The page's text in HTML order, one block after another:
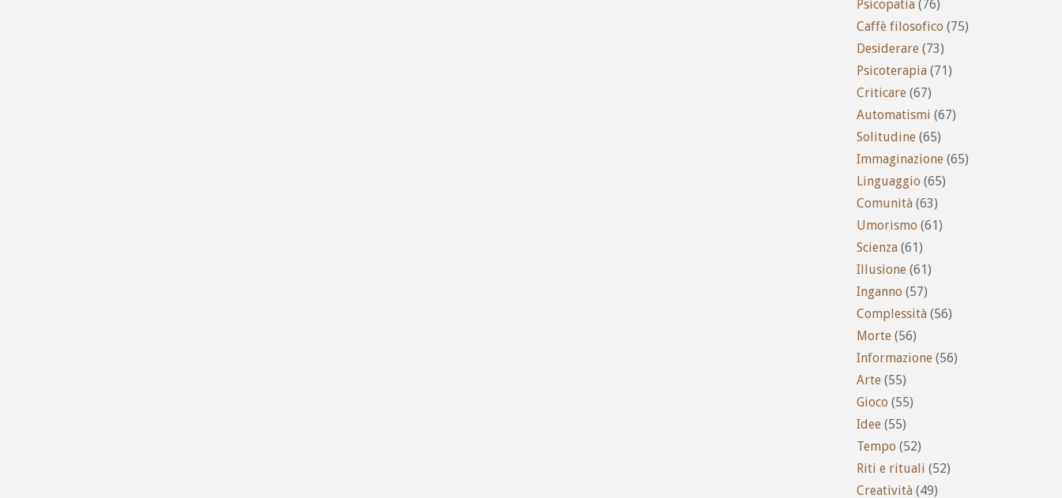
Psicopatia (76)
Caffè filosofico (75)
Desiderare (73)
Psicoterapia (71)
Criticare (67)
Automatismi (67)
Solitudine (65)
Immaginazione (65)
Linguaggio (65)
Comunità (63)
Umorismo (61)
Scienza (61)
Illusione (61)
Inganno (57)
Complessità (56)
Morte (56)
Informazione (56)
Arte (55)
Gioco (55)
Idee (55)
Tempo (52)
Riti e rituali (52)
Creatività (49)